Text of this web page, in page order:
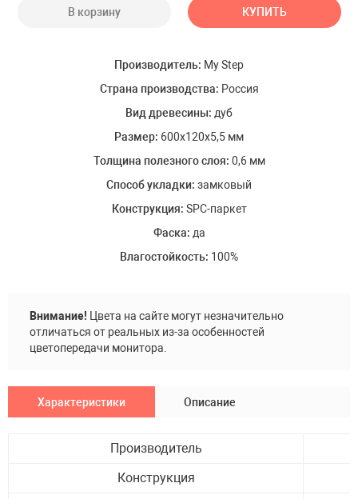
В корзину КУПИТЬ
Производитель: My Step
Страна производства: Россия
Вид древесины: дуб
Размер: 600x120x5,5 мм
Толщина полезного слоя: 0,6 мм
Способ укладки: замковый
Конструкция: SPC-паркет
Фаска: да
Влагостойкость: 100%
Внимание! Цвета на сайте могут незначительно
отличаться от реальных из-за особенностей
цветопередачи монитора.
Характеристики Описание
Производитель
Конструкция